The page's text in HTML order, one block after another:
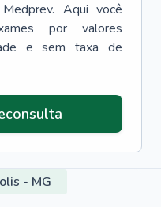
Aqui você
por valores
e sem taxa de
- MG